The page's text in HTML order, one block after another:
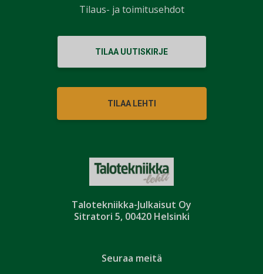
Talotekniikka-Julkaisut Oy
Sitratori 5, 00420 Helsinki
TILAA UUTISKIRJE
TILAA LEHTI
Seuraa meitä
Tilaus- ja toimitusehdot